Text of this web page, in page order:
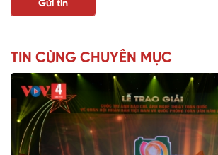
TIN CÙNG CHUYÊN MỤC